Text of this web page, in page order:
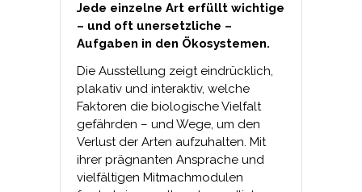
Jede einzelne Art erfüllt wichtige
– und oft unersetzliche –
Aufgaben in den Ökosystemen.
Die Ausstellung zeigt eindrücklich,
plakativ und interaktiv, welche
Faktoren die biologische Vielfalt
gefährden – und Wege, um den
Verlust der Arten aufzuhalten. Mit
ihrer prägnanten Ansprache und
vielfältigen Mitmachmodulen